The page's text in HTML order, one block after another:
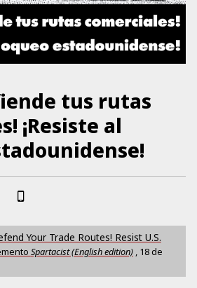
tus rutas
¡Resiste al
Your Trade Routes! Resist U.S.
Spartacist (English edition) , 18 de